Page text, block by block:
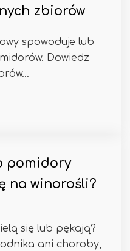
zbiorów
spowoduje lub
Dowiedz
pomidory
na winorośli?
się lub pękają?
ani choroby,